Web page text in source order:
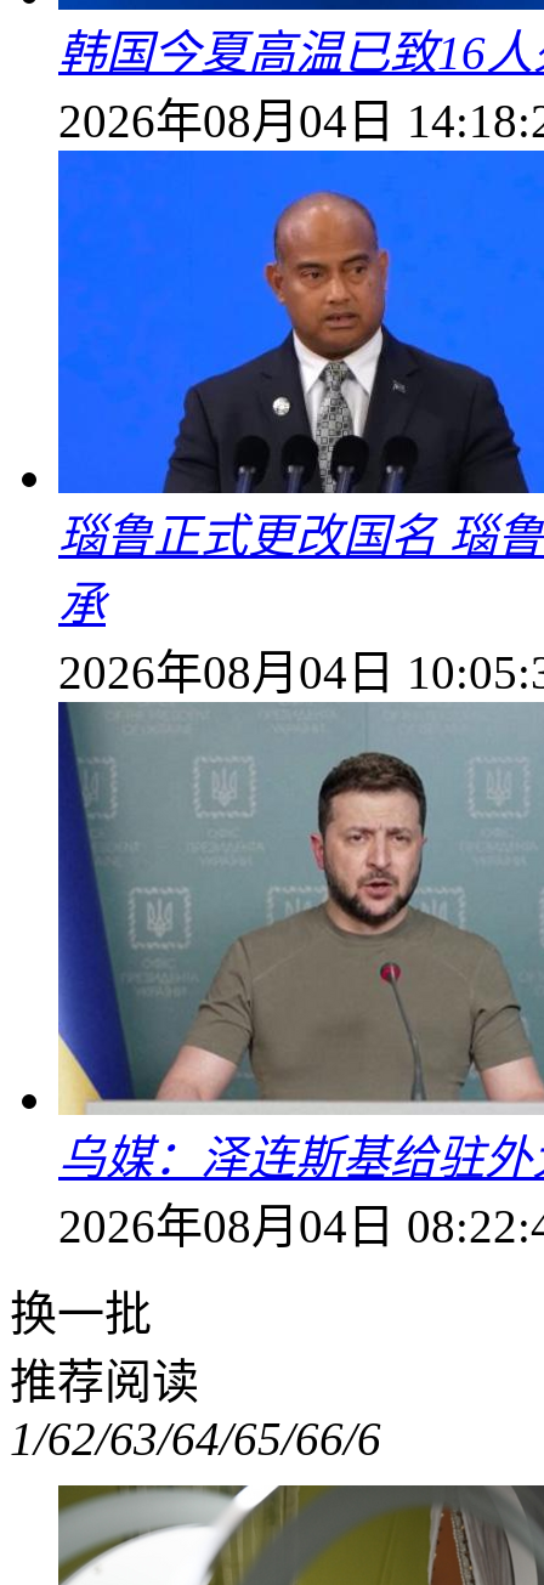
韩国今夏高温已致16
2026年08月04日
瑙鲁正式更改国名 瑙
承
2026年08月04日
乌媒：泽连斯基给驻
2026年08月04日
换一批
推荐阅读
1/62/63/64/65/66/6